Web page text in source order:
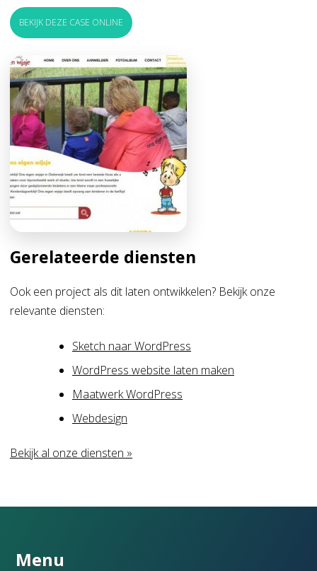
BEKIJK DEZE CASE ONLINE
Gerelateerde diensten
Ook een project als dit laten ontwikkelen? Bekijk onze
relevante diensten:
Sketch naar WordPress
WordPress website laten maken
Maatwerk WordPress
Webdesign
Bekijk al onze diensten »
Menu